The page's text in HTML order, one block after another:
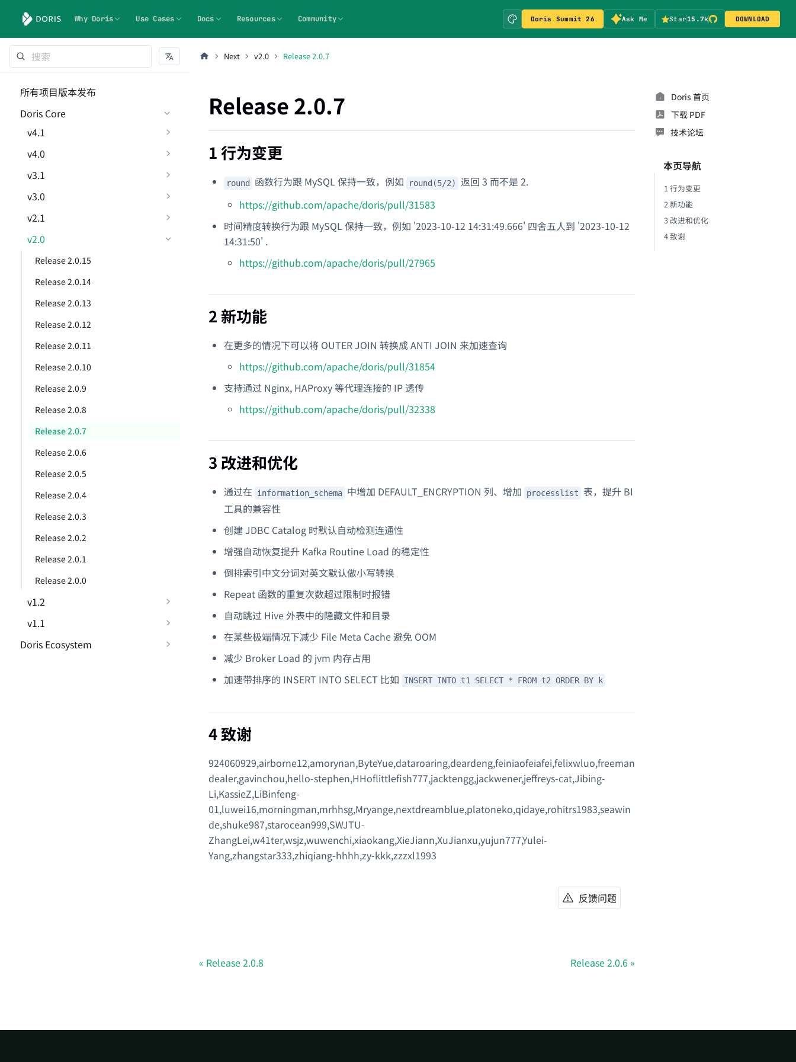
Why Doris Use Cases Docs Resources Community Doris Summit 26 Ask Me Star15.7k DOWNLOAD
所有项目版本发布
Doris Core
v4.1
v4.0
v3.1
v3.0
v2.1
v2.0
Release 2.0.15
Release 2.0.14
Release 2.0.13
Release 2.0.12
Release 2.0.11
Release 2.0.10
Release 2.0.9
Release 2.0.8
Release 2.0.7
Release 2.0.6
Release 2.0.5
Release 2.0.4
Release 2.0.3
Release 2.0.2
Release 2.0.1
Release 2.0.0
v1.2
v1.1
Doris Ecosystem
Next v2.0 Release 2.0.7
Release 2.0.7
1 行为变更
round 函数行为跟 MySQL 保持一致，例如 round(5/2)
返回 3 而不是 2.
https://github.com/apache/doris/pull/31583
时间精度转换行为跟 MySQL 保持一致，例如 '2023-10-12 14:31:49.666' 四舍五人到 '2023-10-12
14:31:50' .
https://github.com/apache/doris/pull/27965
2 新功能
在更多的情况下可以将 OUTER JOIN 转换成 ANTI JOIN 来加速查询
https://github.com/apache/doris/pull/31854
支持通过 Nginx, HAProxy 等代理连接的 IP 透传
https://github.com/apache/doris/pull/32338
3 改进和优化
通过在 information_schema 中增加 DEFAULT_ENCRYPTION 列、增加 processlist
表，提升 BI
工具的兼容性
创建 JDBC Catalog 时默认自动检测连通性
增强自动恢复提升 Kafka Routine Load 的稳定性
倒排索引中文分词对英文默认做小写转换
Repeat 函数的重复次数超过限制时报错
自动跳过 Hive 外表中的隐藏文件和目录
在某些极端情况下减少 File Meta Cache 避免 OOM
减少 Broker Load 的 jvm 内存占用
加速带排序的 INSERT INTO SELECT 比如
INSERT INTO t1 SELECT * FROM t2 ORDER BY k
4 致谢
924060929,airborne12,amorynan,ByteYue,dataroaring,deardeng,feiniaofeiafei,felixwluo,freeman
dealer,gavinchou,hello-stephen,HHoflittlefish777,jacktengg,jackwener,jeffreys-cat,Jibing-
Li,KassieZ,LiBinfeng-
01,luwei16,morningman,mrhhsg,Mryange,nextdreamblue,platoneko,qidaye,rohitrs1983,seawin
de,shuke987,starocean999,SWJTU-
ZhangLei,w41ter,wsjz,wuwenchi,xiaokang,XieJiann,XuJianxu,yujun777,Yulei-
Yang,zhangstar333,zhiqiang-hhhh,zy-kkk,zzzxl1993
反馈问题
Release 2.0.8 Release 2.0.6
Doris 首页
下载 PDF
技术论坛
本页导航
1 行为变更
2 新功能
3 改进和优化
4 致谢